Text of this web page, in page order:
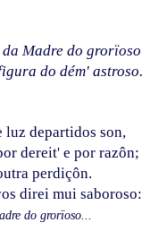
da Madre do grorïoso
do dém' astroso.
luz departidos son,
dereit' e por razôn;
perdiçôn.
direi mui saboroso:
do grorïoso...